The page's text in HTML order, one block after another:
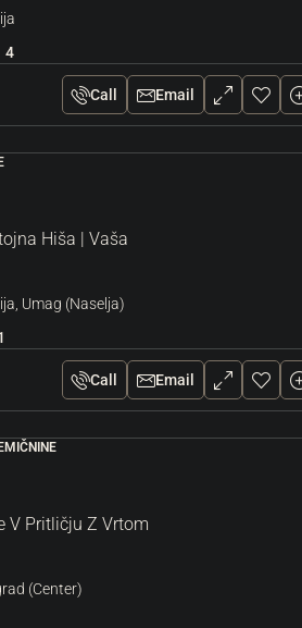
4
Call Email
Hiša | Vaša
Umag (Naselja)
Call Email
V Pritličju Z Vrtom
(Center)
Odlični Lokaciji
m² 2
STANOVANJE, STANOVANJSKE NEPREMIČNINE